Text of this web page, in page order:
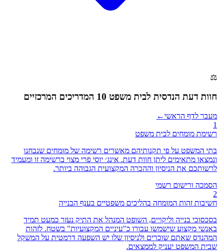
⚖️
חוות דעת הנדסית לבית משפט 10 המדריכים המרכזיים
מעבר לדף הראשי←
1
רשימת מומחים לבית משפט
בתי המשפט על פי תקנותיהם מאשרים רשימה של מומחים שנבחנו
ונמצאו מתאימים ליתן חוות דעת. אינג׳ יוסי פרי מצוי ברשימה זו ומעמיד
לרשותכם את הניסיון וההכרה המקצועית הגבוהה ביותר.
הסמכה ורישום רשמי
2
חשיבות זהות המומחה בהליכים משפטיים בענף הבנייה
בסכסוכי בנייה וליקויים, השופט המנהל את התיק נעזר כמעט תמיד
באנשי מקצוע שישמשו עבורו כ"עיניים המקצועיות" בשטח. לזהות
המהנדס שאתם שוכרים ולניסיון שלו יש השפעה דרמטית על המשקל
שבית המשפט יעניק לממצאים.